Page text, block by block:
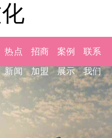
热点
新闻
招商
加盟
案例
展示
联系
我们